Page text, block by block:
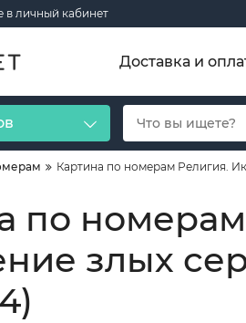
в личный кабинет
Доставка и
Картина по номерам Религия.
по
злых